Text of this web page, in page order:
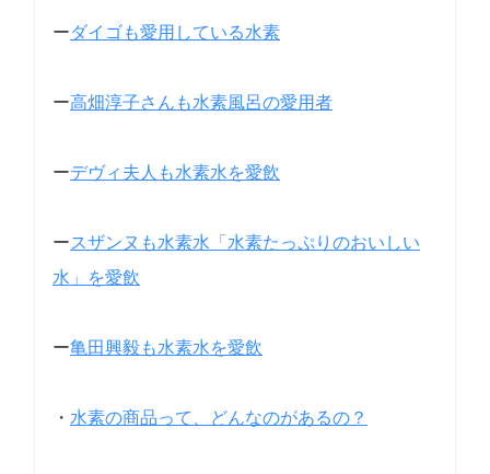
ーダイゴも愛用している水素
ー高畑淳子さんも水素風呂の愛用者
ーデヴィ夫人も水素水を愛飲
ースザンヌも水素水「水素たっぷりのおいしい
水」を愛飲
ー亀田興毅も水素水を愛飲
・ 水素の商品って、どんなのがあるの？